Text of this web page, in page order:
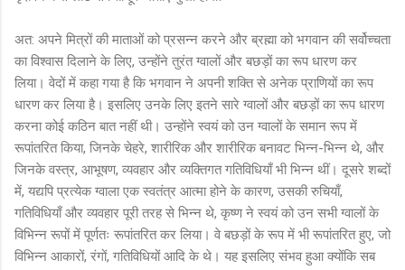
अत: अपने मित्रों की माताओं को प्रसन्न करने और ब्रह्मा को भगवान की सर्वोच्चता
का विश्वास दिलाने के लिए, उन्होंने तुरंत ग्वालों और बछड़ों का रूप धारण कर
लिया। वेदों में कहा गया है कि भगवान ने अपनी शक्ति से अनेक प्राणियों का रूप
धारण कर लिया है। इसलिए उनके लिए इतने सारे ग्वालों और बछड़ों का रूप धारण
करना कोई कठिन बात नहीं थी। उन्होंने स्वयं को उन ग्वालों के समान रूप में
रूपांतरित किया, जिनके चेहरे, शारीरिक और शारीरिक बनावट भिन्न-भिन्न थे, और
जिनके वस्त्र, आभूषण, व्यवहार और व्यक्तिगत गतिविधियाँ भी भिन्न थीं। दूसरे शब्दों
में, यद्यपि प्रत्येक ग्वाला एक स्वतंत्र आत्मा होने के कारण, उसकी रुचियाँ,
गतिविधियाँ और व्यवहार पूरी तरह से भिन्न थे, कृष्ण ने स्वयं को उन सभी ग्वालों के
विभिन्न रूपों में पूर्णतः रूपांतरित कर लिया। वे बछड़ों के रूप में भी रूपांतरित हुए, जो
विभिन्न आकारों, रंगों, गतिविधियों आदि के थे। यह इसलिए संभव हुआ क्योंकि सब